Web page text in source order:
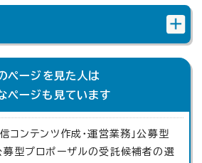
ページを見た人は
ページも見ています
コンテンツ作成・運営業務」公募型
募型プロポーザルの受託候補者の選